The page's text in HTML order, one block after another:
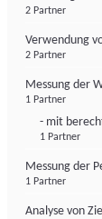
2 Partner
Verwendung
2 Partner
Messung der
1 Partner
- mit
1 Partner
Messung der
1 Partner
Analyse von